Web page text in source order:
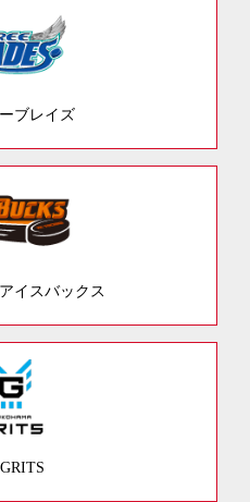
ブレイズ
イスバックス